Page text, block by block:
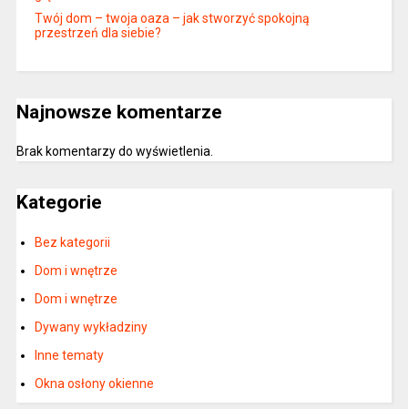
Twój dom – twoja oaza – jak stworzyć spokojną
przestrzeń dla siebie?
Najnowsze komentarze
Brak komentarzy do wyświetlenia.
Kategorie
Bez kategorii
Dom i wnętrze
Dom i wnętrze
Dywany wykładziny
Inne tematy
Okna osłony okienne